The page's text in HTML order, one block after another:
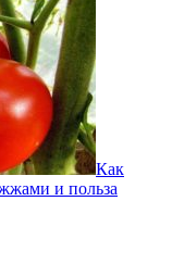
Как
и польза